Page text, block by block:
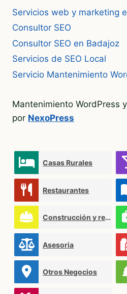
Servicios web y marketing
Consultor SEO
Consultor SEO en Badajoz
Servicios de SEO Local
Servicio Mantenimiento
Mantenimiento WordPress
por NexoPress
Casas Rurales
Restaurantes
Construcción y reformas
Asesoria
Otros Negocios